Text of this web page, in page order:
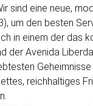
sind eine neue,
um den besten
in einem der das
der Avenida
reichhaltiges